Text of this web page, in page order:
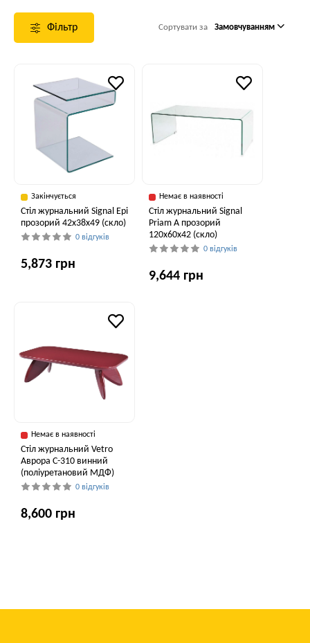
Фільтр Сортувати за Замовчуванням
Закінчується
Стіл журнальний Signal Epi
прозорий 42x38x49 (скло)
0 відгуків
5,873 грн
Немає в наявності
Стіл журнальний Signal
Priam A прозорий
120х60х42 (скло)
0 відгуків
9,644 грн
Немає в наявності
Стіл журнальний Vetro
Аврора C-310 винний
(поліуретановий МДФ)
0 відгуків
8,600 грн